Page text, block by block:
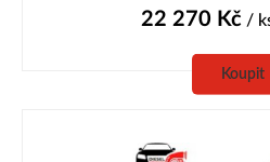
22 270 Kč/
Koupit